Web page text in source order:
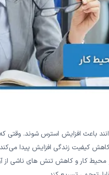
باعث افزایش استرس شوند.
کیفیت زندگی افزایش پیدا
محیط کار و کاهش تنش‌ های ناشی